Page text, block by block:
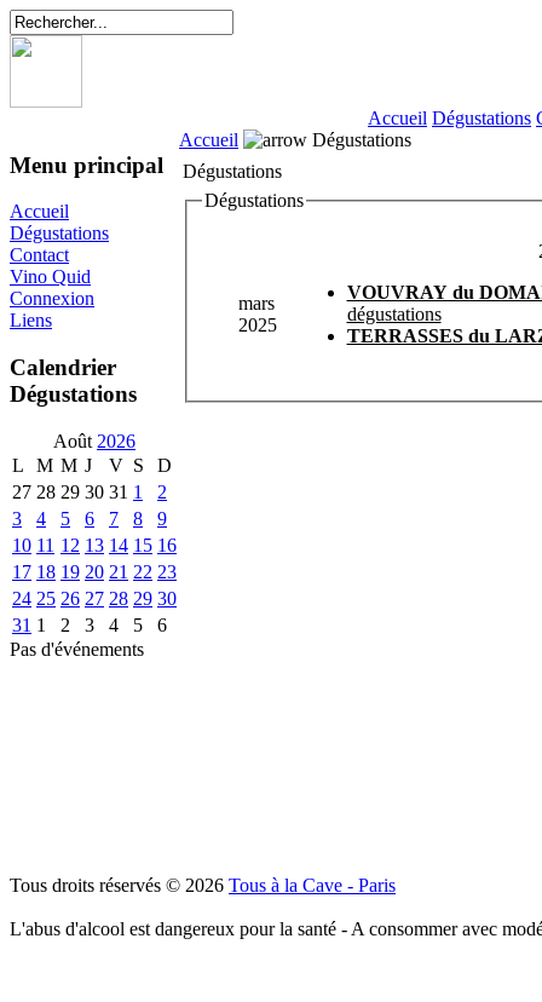
Accueil Dégustations
Menu principal
Accueil
Dégustations
Contact
Vino Quid
Connexion
Liens
Calendrier
Dégustations
Août 2026
L
M M J V S
D
27 28 29 30 31 1
2
3
4 5 6 7 8
9
10 11 12 13 14 15 16
17 18 19 20 21 22 23
24 25 26 27 28 29 30
31 1 2 3 4 5
6
Pas d'événements
Accueil
Dégustations
Dégustations
Dégustations
mars
2025
VOUVRAY du
dégustations
TERRASSES du
Tous droits réservés © 2026 Tous à la Cave - Paris
L'abus d'alcool est dangereux pour la santé - A consommer avec